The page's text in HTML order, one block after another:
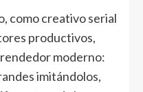
como creativo serial
productivos,
moderno:
imitándolos,